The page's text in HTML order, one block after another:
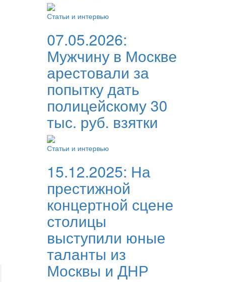
Статьи и интервью
07.05.2026:
Мужчину в Москве
арестовали за
попытку дать
полицейскому 30
тыс. руб. взятки
Статьи и интервью
15.12.2025: На
престижной
концертной сцене
столицы
выступили юные
таланты из
Москвы и ДНР